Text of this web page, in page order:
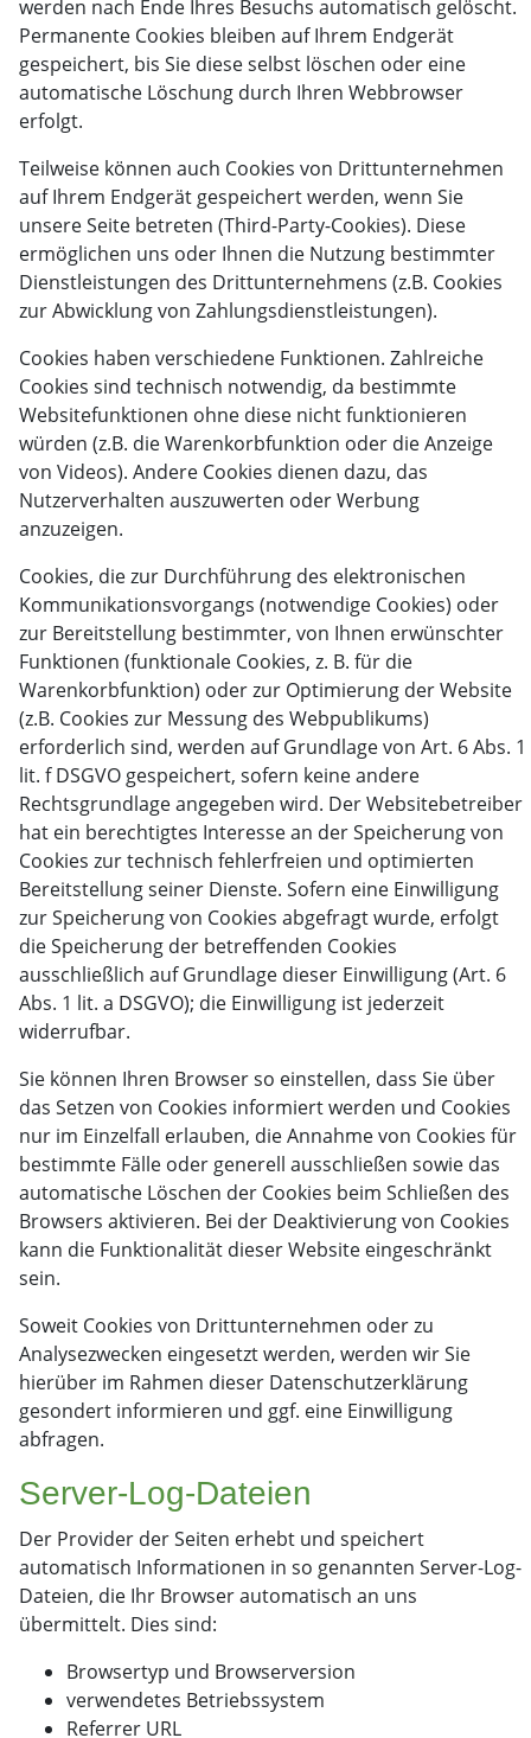
werden nach Ende Ihres Besuchs automatisch gelöscht.
Permanente Cookies bleiben auf Ihrem Endgerät
gespeichert, bis Sie diese selbst löschen oder eine
automatische Löschung durch Ihren Webbrowser
erfolgt.
Teilweise können auch Cookies von Drittunternehmen
auf Ihrem Endgerät gespeichert werden, wenn Sie
unsere Seite betreten (Third-Party-Cookies). Diese
ermöglichen uns oder Ihnen die Nutzung bestimmter
Dienstleistungen des Drittunternehmens (z.B. Cookies
zur Abwicklung von Zahlungsdienstleistungen).
Cookies haben verschiedene Funktionen. Zahlreiche
Cookies sind technisch notwendig, da bestimmte
Websitefunktionen ohne diese nicht funktionieren
würden (z.B. die Warenkorbfunktion oder die Anzeige
von Videos). Andere Cookies dienen dazu, das
Nutzerverhalten auszuwerten oder Werbung
anzuzeigen.
Cookies, die zur Durchführung des elektronischen
Kommunikationsvorgangs (notwendige Cookies) oder
zur Bereitstellung bestimmter, von Ihnen erwünschter
Funktionen (funktionale Cookies, z. B. für die
Warenkorbfunktion) oder zur Optimierung der Website
(z.B. Cookies zur Messung des Webpublikums)
erforderlich sind, werden auf Grundlage von Art. 6 Abs. 1
lit. f DSGVO gespeichert, sofern keine andere
Rechtsgrundlage angegeben wird. Der Websitebetreiber
hat ein berechtigtes Interesse an der Speicherung von
Cookies zur technisch fehlerfreien und optimierten
Bereitstellung seiner Dienste. Sofern eine Einwilligung
zur Speicherung von Cookies abgefragt wurde, erfolgt
die Speicherung der betreffenden Cookies
ausschließlich auf Grundlage dieser Einwilligung (Art. 6
Abs. 1 lit. a DSGVO); die Einwilligung ist jederzeit
widerrufbar.
Sie können Ihren Browser so einstellen, dass Sie über
das Setzen von Cookies informiert werden und Cookies
nur im Einzelfall erlauben, die Annahme von Cookies für
bestimmte Fälle oder generell ausschließen sowie das
automatische Löschen der Cookies beim Schließen des
Browsers aktivieren. Bei der Deaktivierung von Cookies
kann die Funktionalität dieser Website eingeschränkt
sein.
Soweit Cookies von Drittunternehmen oder zu
Analysezwecken eingesetzt werden, werden wir Sie
hierüber im Rahmen dieser Datenschutzerklärung
gesondert informieren und ggf. eine Einwilligung
abfragen.
Server-Log-Dateien
Der Provider der Seiten erhebt und speichert
automatisch Informationen in so genannten Server-Log-
Dateien, die Ihr Browser automatisch an uns
übermittelt. Dies sind:
Browsertyp und Browserversion
verwendetes Betriebssystem
Referrer URL